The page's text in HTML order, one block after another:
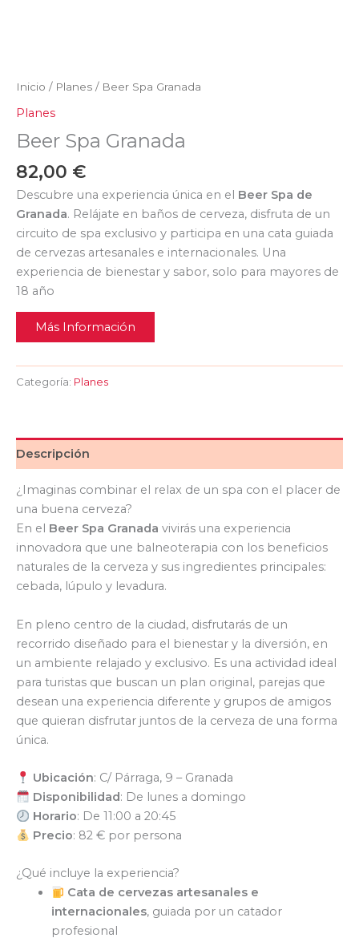
Inicio / Planes / Beer Spa Granada
Planes
Beer Spa Granada
82,00 €
Descubre una experiencia única en el Beer Spa de
Granada. Relájate en baños de cerveza, disfruta de un
circuito de spa exclusivo y participa en una cata guiada
de cervezas artesanales e internacionales. Una
experiencia de bienestar y sabor, solo para mayores de
18 año
Más Información
Categoría: Planes
Descripción
¿Imaginas combinar el relax de un spa con el placer de
una buena cerveza?
En el Beer Spa Granada vivirás una experiencia
innovadora que une balneoterapia con los beneficios
naturales de la cerveza y sus ingredientes principales:
cebada, lúpulo y levadura.
En pleno centro de la ciudad, disfrutarás de un
recorrido diseñado para el bienestar y la diversión, en
un ambiente relajado y exclusivo. Es una actividad ideal
para turistas que buscan un plan original, parejas que
desean una experiencia diferente y grupos de amigos
que quieran disfrutar juntos de la cerveza de una forma
única.
Ubicación: C/ Párraga, 9 – Granada
Disponibilidad: De lunes a domingo
Horario: De 11:00 a 20:45
Precio: 82 € por persona
¿Qué incluye la experiencia?
Cata de cervezas artesanales e
internacionales, guiada por un catador
profesional